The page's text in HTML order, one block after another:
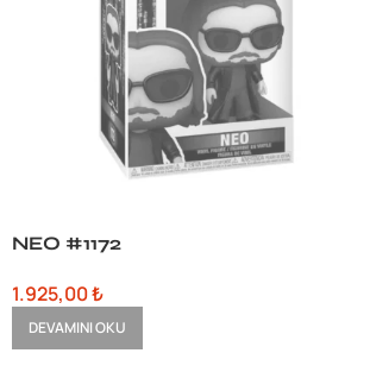
NEO #1172
1.925,00₺
DEVAMINI OKU